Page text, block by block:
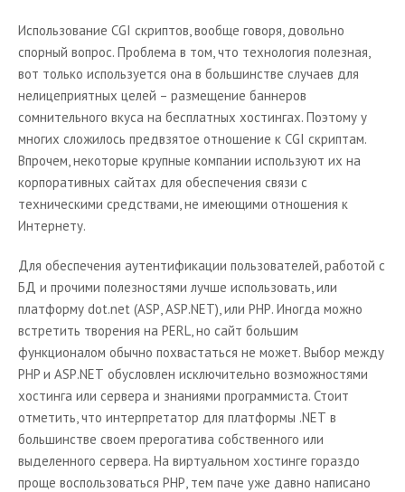
Использование CGI скриптов, вообще говоря, довольно
спорный вопрос. Проблема в том, что технология полезная,
вот только используется она в большинстве случаев для
нелицеприятных целей – размещение баннеров
сомнительного вкуса на бесплатных хостингах. Поэтому у
многих сложилось предвзятое отношение к CGI скриптам.
Впрочем, некоторые крупные компании используют их на
корпоративных сайтах для обеспечения связи с
техническими средствами, не имеющими отношения к
Интернету.
Для обеспечения аутентификации пользователей, работой с
БД и прочими полезностями лучше использовать, или
платформу dot.net (ASP,ASP.NET), или PHP. Иногда можно
встретить творения на PERL, но сайт большим
функционалом обычно похвастаться не может. Выбор между
PHP и ASP.NET обусловлен исключительно возможностями
хостинга или сервера и знаниями программиста. Стоит
отметить, что интерпретатор для платформы .NET в
большинстве своем прерогатива собственного или
выделенного сервера. На виртуальном хостинге гораздо
проще воспользоваться PHP, тем паче уже давно написано